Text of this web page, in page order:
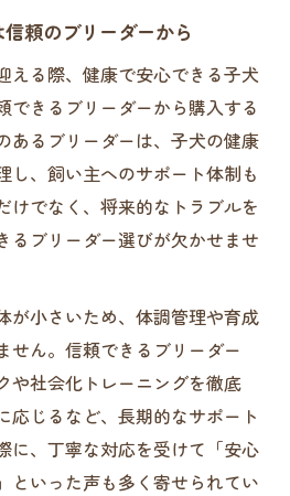
相談ができるブリーダーを
明力が安心のポイントにな
ン対応のブリーダーは安心感
安心ブリーダー選びの手順
見学で確認すべきブリーダ
で分かるブリーダーの対応
頼のブリーダーから
える際、健康で安心できる子犬
できるブリーダーから購入する
あるブリーダーは、子犬の健康
し、飼い主へのサポート体制も
けでなく、将来的なトラブルを
るブリーダー選びが欠かせませ
が小さいため、体調管理や育成
せん。信頼できるブリーダー
や社会化トレーニングを徹底
応じるなど、長期的なサポート
に、丁寧な対応を受けて「安心
といった声も多く寄せられてい